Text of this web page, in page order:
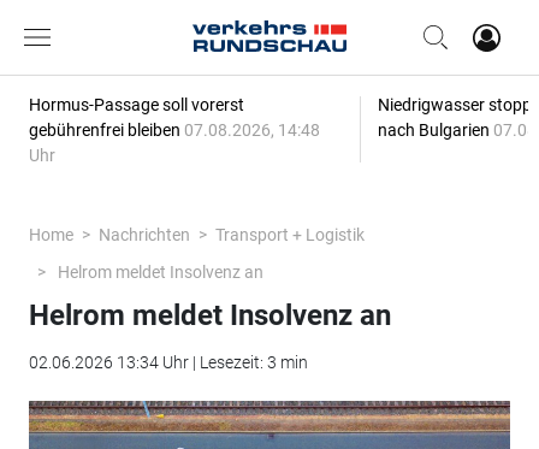
Hormus-Passage soll vorerst
gebührenfrei bleiben 07.08.2026, 14:48
Uhr
Niedrigwasser
nach Bulgarien
Home Nachrichten
Transport + Logistik
Helrom meldet Insolvenz an
Helrom meldet Insolvenz an
02.06.2026 13:34 Uhr | Lesezeit: 3 min